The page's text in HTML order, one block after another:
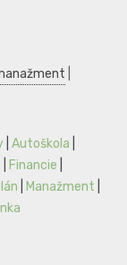
Autoškola
Financie
Manažment